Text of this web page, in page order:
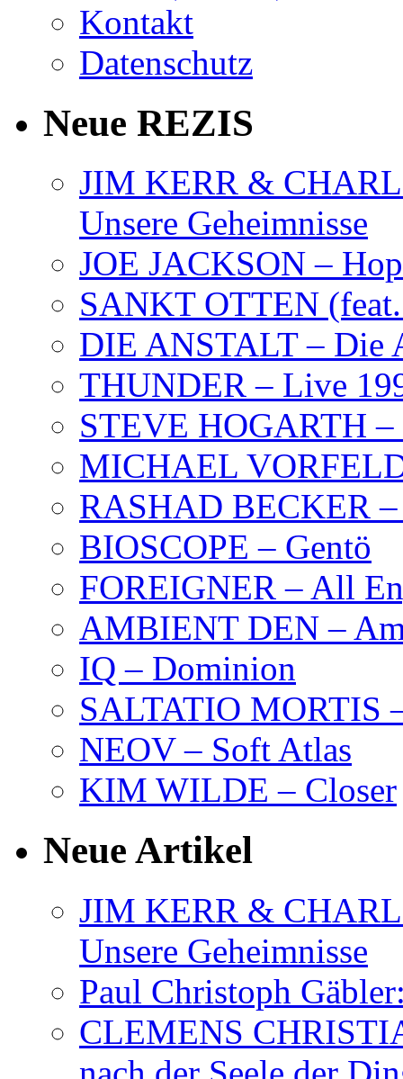
Kontakt
Datenschutz
Neue REZIS
JIM KERR &
Unsere Geheimnisse
JOE JACKSON –
SANKT OTTEN
DIE ANSTALT – Die
THUNDER – Live
STEVE HOGARTH –
MICHAEL
RASHAD BECKER
BIOSCOPE – Gentö
FOREIGNER – All
AMBIENT DEN –
IQ – Dominion
SALTATIO MORTIS
NEOV – Soft Atlas
KIM WILDE – Closer
Neue Artikel
JIM KERR &
Unsere Geheimnisse
Paul Christoph
CLEMENS